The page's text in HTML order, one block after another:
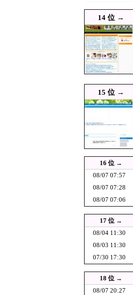
08/07 17:39
08/07 17:37
08/07 17:29
08/07 17:25
08/07 17:20
08/07 17:10
08/07 17:09
08/07 17:00
08/07 17:00
08/07 17:00
08/07 16:55
08/07 16:30
08/07 16:29
08/07 16:22
08/07 16:10
08/07 16:09
08/07 16:09
08/07 16:05
14 位 →
15 位 →
16 位 →
08/07 07:57
08/07 07:28
08/07 07:06
17 位 →
08/04 11:30
08/03 11:30
07/30 17:30
18 位 →
08/07 20:27